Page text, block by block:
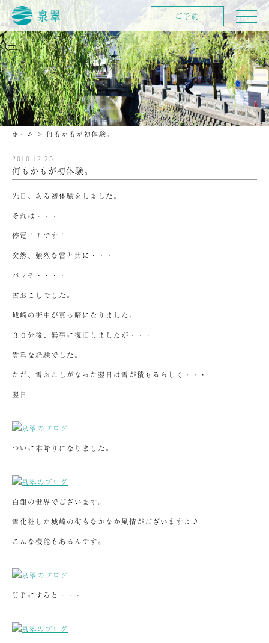
ホーム > 何もかもが初体験。
2010.12.25
何もかもが初体験。
先日、ある初体験をしました。
それは・・・
停電！！です！
突然、強烈な雷と共に・・・
バッチ・・・・
雪おこしでした。
城崎の街中が真っ暗になりました。
３０分後、無事に復旧しましたが・・・
貴重な経験でした。
ただ、雪おこしがなった翌日は雪が積もるらしく・・・
翌日
ついに本降りになりました。
白銀の世界でございます。
雪化粧した城崎の街もなかなか風情がございますよ♪
こんな機能もあるんです。
ＵＰにすると・・・
ご予約